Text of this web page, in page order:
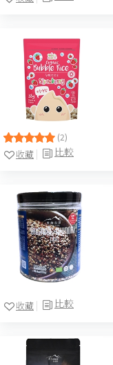
(2)
比較
收藏
比較
收藏